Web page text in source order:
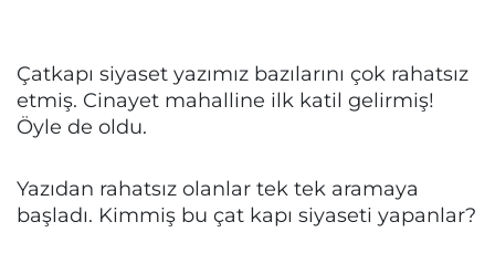
Çatkapı siyaset yazımız bazılarını çok rahatsız
etmiş. Cinayet mahalline ilk katil gelirmiş!
Öyle de oldu.
Yazıdan rahatsız olanlar tek tek aramaya
başladı. Kimmiş bu çat kapı siyaseti yapanlar?